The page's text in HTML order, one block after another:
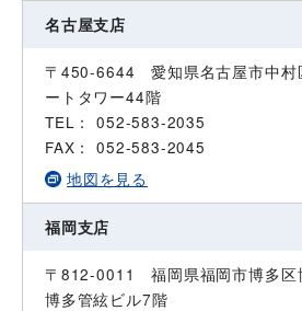
名古屋支店
〒450-6644 愛知県名古屋市中
ートタワー44階
TEL： 052-583-2035
FAX： 052-583-2045
地図を見る
福岡支店
〒812-0011 福岡県福岡市博多
博多管絃ビル7階